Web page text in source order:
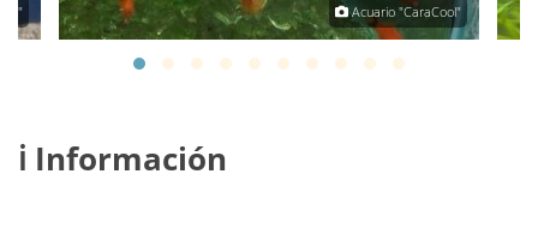
Acuario "CaraCool"
ℹ️ Información